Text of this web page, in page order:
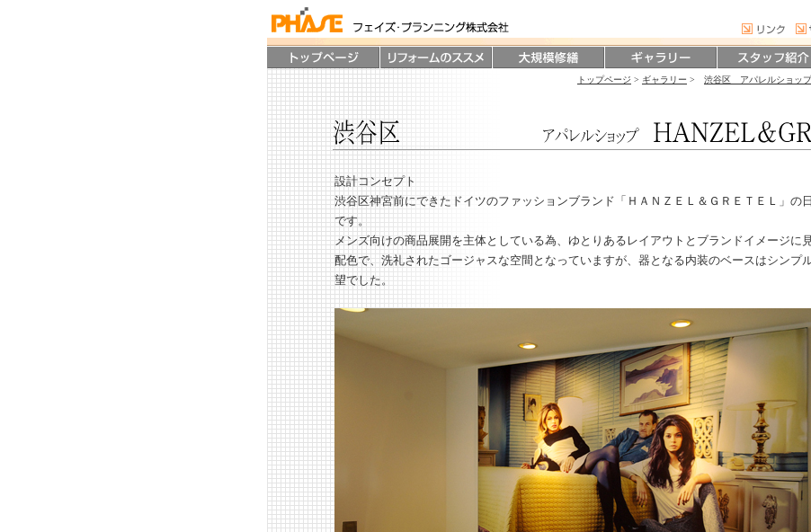
トップページ > ギャラリー > 渋谷区 アパレルショッ
設計コンセプト
渋谷区神宮前にできたドイツのファッションブランド「ＨＡＮＺＥＬ＆ＧＲＥＴＥＬ」の
です。
メンズ向けの商品展開を主体としている為、ゆとりあるレイアウトとブランドイメージに
配色で、洗礼されたゴージャスな空間となっていますが、器となる内装のベースはシンプ
望でした。